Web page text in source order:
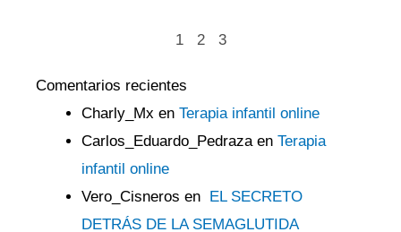
1 2 3
Comentarios recientes
Charly_Mx en Terapia infantil online
Carlos_Eduardo_Pedrazaen Terapia
infantil online
Vero_Cisneros en EL SECRETO
DETRÁS DE LA SEMAGLUTIDA